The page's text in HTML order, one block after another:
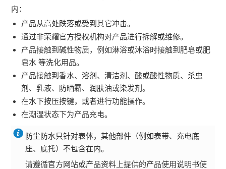
内：
产品从高处跌落或受到其它冲击。
通过非荣耀官方授权机构对产品进行拆解或维修。
产品接触到碱性物质，例如淋浴或沐浴时接触到肥皂或肥
皂水 等洗化用品。
产品接触到香水、溶剂、清洁剂、酸或酸性物质、杀虫
剂、乳液、防晒霜、润肤油或染发剂。
在水下按压按键，或者进行功能操作。
在潮湿状态下为产品充电。
防尘防水只针对表体，其他部件（例如表带、充电底
座、底托）不包含在内。
请遵循官方网站或产品资料上提供的产品使用说明书使